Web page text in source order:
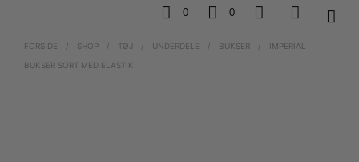
0 0
FORSIDE / SHOP / TØJ / UNDERDELE / BUKSER /
IMPERIAL
BUKSER SORT MED ELASTIK